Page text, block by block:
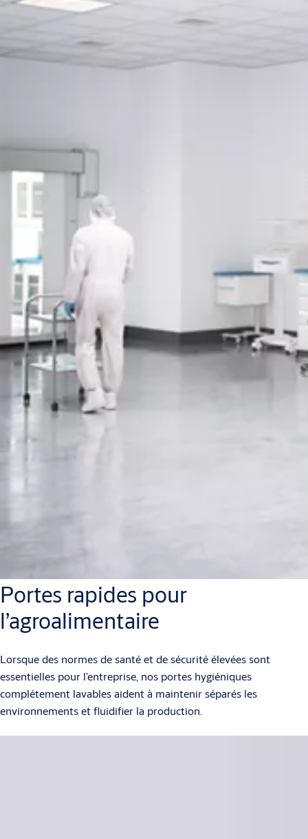
Portes rapides pour
l’agroalimentaire
Lorsque des normes de santé et de sécurité élevées sont
essentielles pour l’entreprise, nos portes hygiéniques
complétement lavables aident à maintenir séparés les
environnements et fluidifier la production.